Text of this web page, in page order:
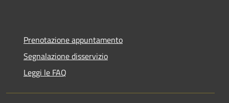
Prenotazione appuntamento
Segnalazione disservizio
Leggi le FAQ